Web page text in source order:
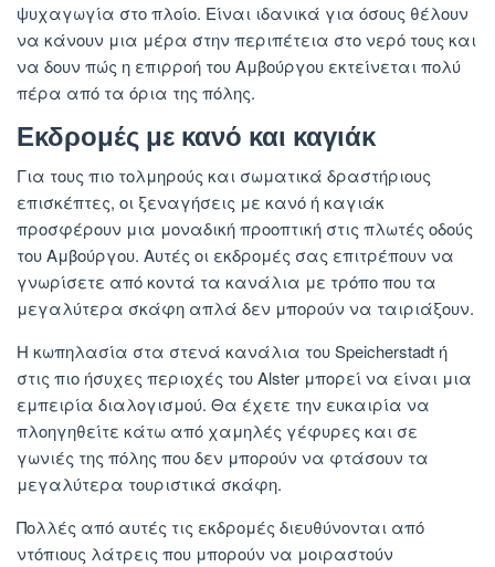
ψυχαγωγία στο πλοίο. Είναι ιδανικά για όσους θέλουν
να κάνουν μια μέρα στην περιπέτεια στο νερό τους και
να δουν πώς η επιρροή του Αμβούργου εκτείνεται πολύ
πέρα ​​από τα όρια της πόλης.
Εκδρομές με κανό και καγιάκ
Για τους πιο τολμηρούς και σωματικά δραστήριους
επισκέπτες, οι ξεναγήσεις με κανό ή καγιάκ
προσφέρουν μια μοναδική προοπτική στις πλωτές οδούς
του Αμβούργου. Αυτές οι εκδρομές σας επιτρέπουν να
γνωρίσετε από κοντά τα κανάλια με τρόπο που τα
μεγαλύτερα σκάφη απλά δεν μπορούν να ταιριάξουν.
Η κωπηλασία στα στενά κανάλια του Speicherstadt ή
στις πιο ήσυχες περιοχές του Alster μπορεί να είναι μια
εμπειρία διαλογισμού. Θα έχετε την ευκαιρία να
πλοηγηθείτε κάτω από χαμηλές γέφυρες και σε
γωνιές της πόλης που δεν μπορούν να φτάσουν τα
μεγαλύτερα τουριστικά σκάφη.
Πολλές από αυτές τις εκδρομές διευθύνονται από
ντόπιους λάτρεις που μπορούν να μοιραστούν